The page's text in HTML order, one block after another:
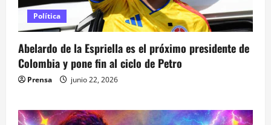
Política
Abelardo de la Espriella es el próximo presidente de
Colombia y pone fin al ciclo de Petro
Prensa junio 22, 2026